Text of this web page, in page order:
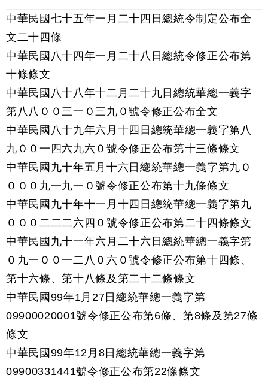
中華民國七十五年一月二十四日總統令制定公布全
文二十四條
中華民國八十四年一月二十八日總統令修正公布第
十條條文
中華民國八十八年十二月二十九日總統華總一義字
第八八００三一０三九０號令修正公布全文
中華民國八十九年六月十四日總統華總一義字第八
九００一四六九六０號令修正公布第十三條條文
中華民國九十年五月十六日總統華總一義字第九０
０００九一九一０號令修正公布第十九條條文
中華民國九十年十一月十四日總統華總一義字第九
０００二二二六四０號令修正公布第二十四條條文
中華民國九十一年六月二十六日總統華總一義字第
０九一００一二八０六０號令修正公布第十四條、
第十六條、第十八條及第二十二條條文
中華民國99年1月27日總統華總一義字第
09900020001號令修正公布第6條、第8條及第27條
條文
中華民國99年12月8日總統華總一義字第
09900331441號令修正公布第22條條文